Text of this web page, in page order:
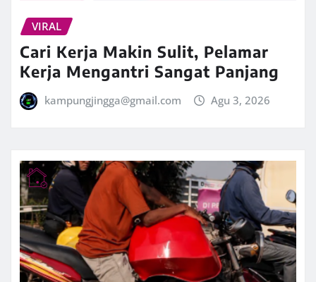
VIRAL
Cari Kerja Makin Sulit, Pelamar
Kerja Mengantri Sangat Panjang
kampungjingga@gmail.com Agu 3, 2026